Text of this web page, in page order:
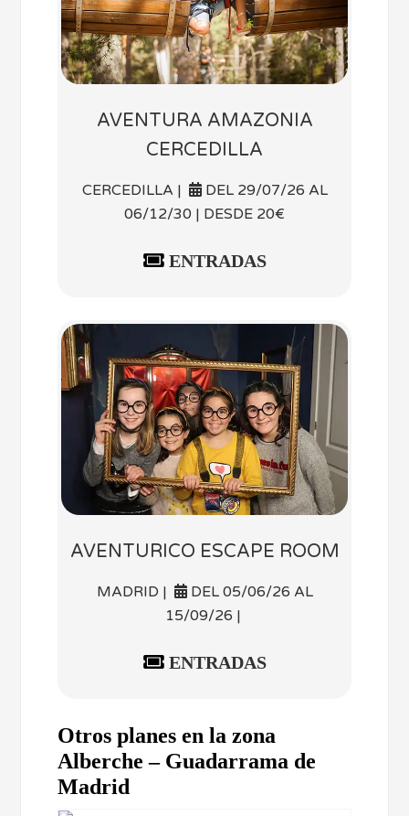
AVENTURA AMAZONIA
CERCEDILLA
CERCEDILLA |
DEL 29/07/26 AL
06/12/30 | DESDE 20€
ENTRADAS
AVENTURICO ESCAPE ROOM
MADRID |
DEL 05/06/26 AL
15/09/26 |
ENTRADAS
Otros planes en la zona
Alberche – Guadarrama de
Madrid